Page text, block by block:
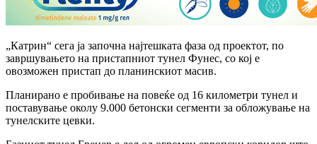
„Катрин“ сега ја започна најтешката фаза од проектот, по
завршувањето на пристапниот тунел Фунес, со кој е
овозможен пристап до планинскиот масив.
Планирано е пробивање на повеќе од 16 километри тунел и
поставување околу 9.000 бетонски сегменти за обложување на
тунелските цевки.